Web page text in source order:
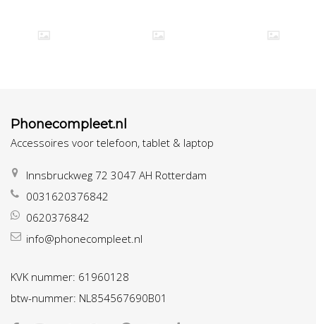
Phonecompleet.nl
Accessoires voor telefoon, tablet & laptop
Innsbruckweg 72 3047 AH Rotterdam
0031620376842
0620376842
info@phonecompleet.nl
KVK nummer: 61960128
btw-nummer: NL854567690B01